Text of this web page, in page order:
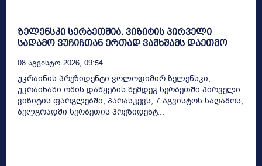
ზელენსკი სერბეთშია. ვიზიტის პირველი
საღამო ვუჩიჩთან ერთად ვაშხშამს დაეთმო
08 Აგვისტო 2026, 09:54
უკრაინის პრეზიდენტი ვოლოდიმირ ზელენსკი,
უკრაინაში ომის დაწყების შემდეგ სერბეთში პირველი
ვიზიტის ფარგლებში, პარასკევს, 7 აგვისტოს საღამოს,
ბელგრადში სერბეთის პრეზიდენტ...